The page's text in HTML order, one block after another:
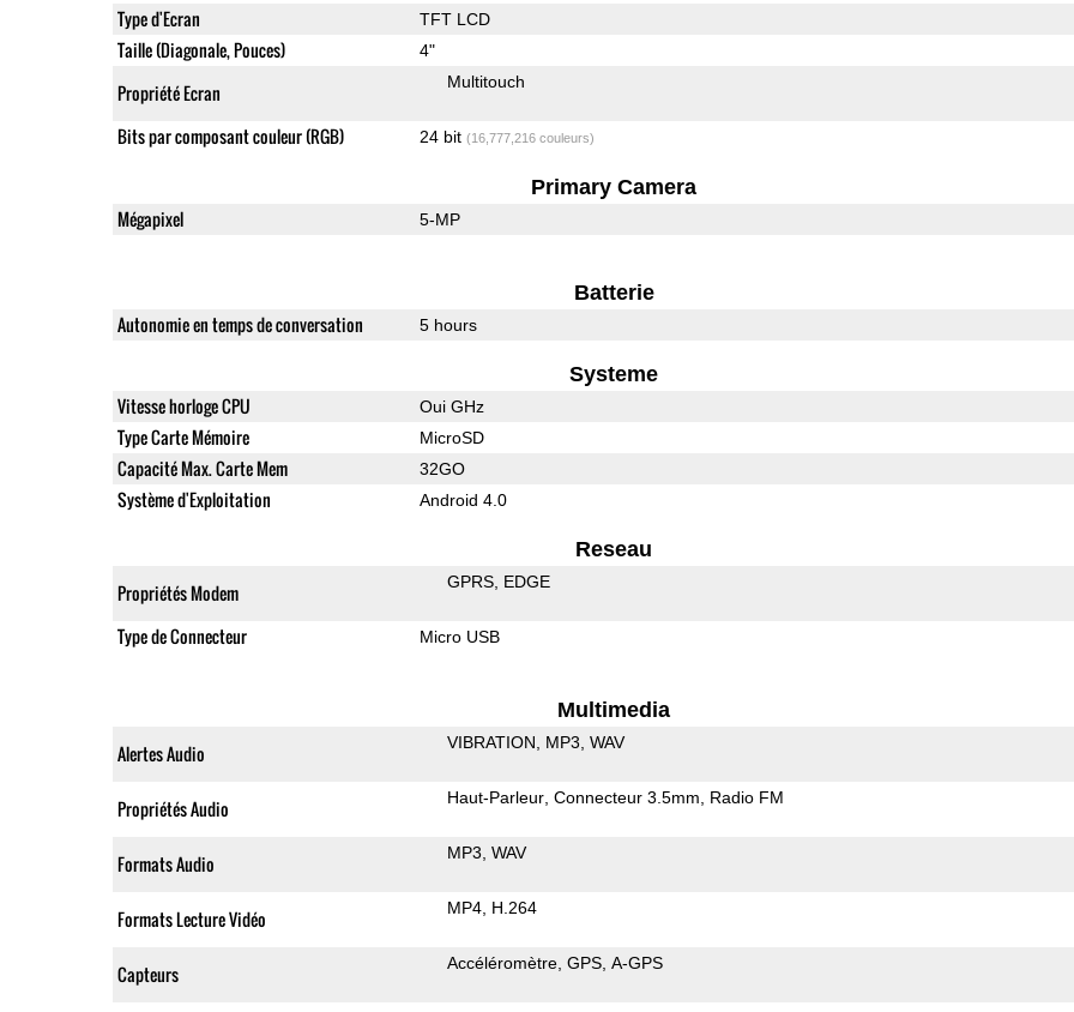
Type d'Ecran TFT LCD
Taille (Diagonale, Pouces) 4"
Propriété Ecran Multitouch
Bits par composant couleur (RGB) 24 bit (16,777,216 couleurs)
Primary Camera
Mégapixel 5-MP
Batterie
Autonomie en temps de conversation 5 hours
Systeme
Vitesse horloge CPU Oui GHz
Type Carte Mémoire MicroSD
Capacité Max. Carte Mem 32GO
Système d'Exploitation Android 4.0
Reseau
Propriétés Modem GPRS EDGE
Type de Connecteur Micro USB
Multimedia
Alertes Audio VIBRATION MP3 WAV
Propriétés Audio Haut-Parleur Connecteur 3.5mm Radio FM
Formats Audio MP3 WAV
Formats Lecture Vidéo MP4 H.264
Capteurs Accéléromètre GPS A-GPS